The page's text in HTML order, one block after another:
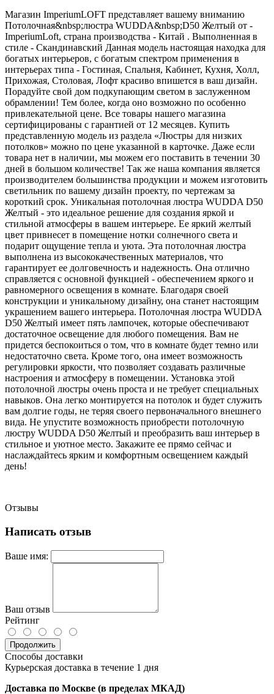
Магазин ImperiumLOFT представляет вашему вниманию
Потолочная&nbsp;люстра WUDDA&nbsp;D50 Желтый от -
ImperiumLoft, страна производства - Китай . Выполненная в
стиле - Скандинавский Данная модель настоящая находка для
богатых интерьеров, с богатым спектром применения в
интерьерах типа - Гостиная, Спальня, Кабинет, Кухня, Холл,
Прихожая, Столовая, Лофт красиво впишется в ваш дизайн.
Порадуйте свой дом подкупающим светом в заслуженном
обрамлении! Тем более, когда оно возможно по особенно
привлекательной цене. Все товары нашего магазина
сертифицированы с гарантией от 12 месяцев. Купить
представленную модель из раздела «Люстры для низких
потолков» можно по цене указанной в карточке. Даже если
товара нет в наличии, мы можем его поставить в течении 30
дней в большом количестве! Так же наша компания является
производителем большинства продукции и можем изготовить
светильник по вашему дизайн проекту, по чертежам за
короткий срок. Уникальная потолочная люстра WUDDA D50
Желтый - это идеальное решение для создания яркой и
стильной атмосферы в вашем интерьере. Ее яркий желтый
цвет привнесет в помещение нотки солнечного света и
подарит ощущение тепла и уюта. Эта потолочная люстра
выполнена из высококачественных материалов, что
гарантирует ее долговечность и надежность. Она отлично
справляется с основной функцией - обеспечением яркого и
равномерного освещения в комнате. Благодаря своей
конструкции и уникальному дизайну, она станет настоящим
украшением вашего интерьера. Потолочная люстра WUDDA
D50 Желтый имеет пять лампочек, которые обеспечивают
достаточное освещение для любого помещения. Вам не
придется беспокоиться о том, что в комнате будет темно или
недостаточно света. Кроме того, она имеет возможность
регулировки яркости, что позволяет создавать различные
настроения и атмосферу в помещении. Установка этой
потолочной люстры очень проста и не требует специальных
навыков. Она легко монтируется на потолок и будет служить
вам долгие годы, не теряя своего первоначального внешнего
вида. Не упустите возможность приобрести потолочную
люстру WUDDA D50 Желтый и преобразить ваш интерьер в
стильное и уютное место. Закажите ее прямо сейчас и
наслаждайтесь ярким и комфортным освещением каждый
день!
Отзывы
Написать отзыв
Ваше имя:
Ваш отзыв
Рейтинг
Продолжить
Способы доставки
Курьерская доставка в течение 1 дня
Доставка по Москве (в пределах МКАД)